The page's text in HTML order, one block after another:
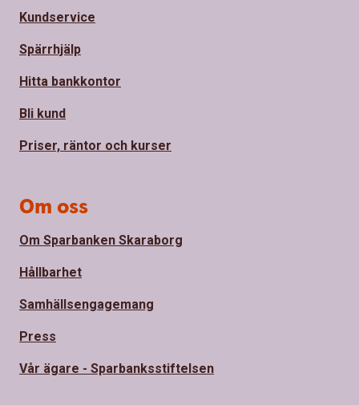
Kundservice
Spärrhjälp
Hitta bankkontor
Bli kund
Priser, räntor och kurser
Om oss
Om Sparbanken Skaraborg
Hållbarhet
Samhällsengagemang
Press
Vår ägare - Sparbanksstiftelsen